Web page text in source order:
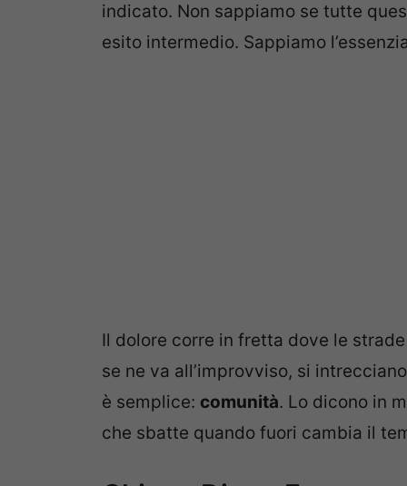
indicato. Non sappiamo se tutte
esito intermedio. Sappiamo
Il dolore corre in fretta dove le
se ne va all’improvviso, si
è semplice: comunità. Lo dicono in
che sbatte quando fuori cambia il